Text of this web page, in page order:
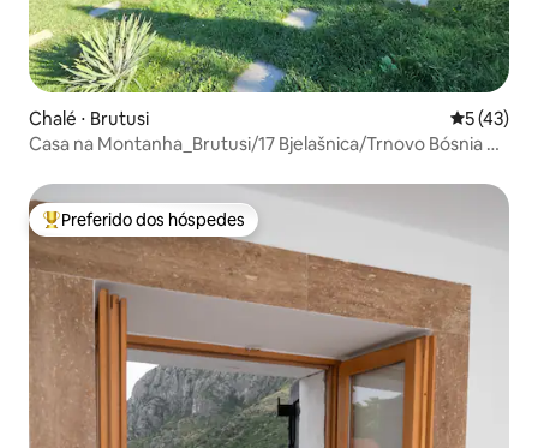
Chalé ⋅ Brutusi 5 de uma
5 (43)
Casa na Montanha_Brutusi/17 Bjelašnica/Trnovo Bósnia e
Entre os melhores preferidos dos hóspedes
Preferido dos hóspedes